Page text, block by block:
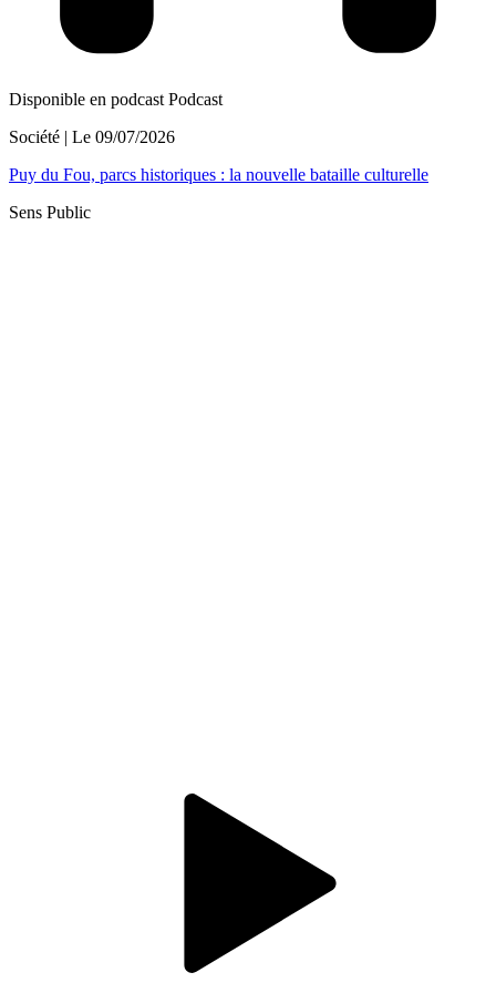
Disponible en podcast Podcast
Société | Le 09/07/2026
Puy du Fou, parcs historiques : la nouvelle bataille culturelle
Sens Public